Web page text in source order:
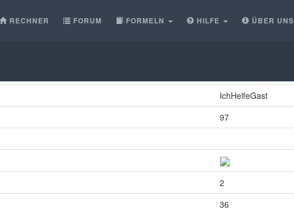
RECHNER FORUM FORMELN HILFE ÜBER UNS
IchHelfeGast
97
2
36